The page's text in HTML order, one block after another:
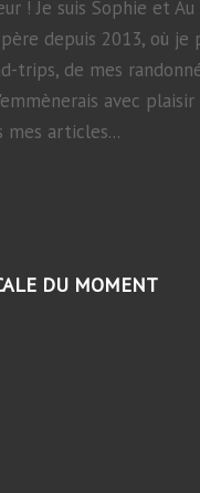
! Je suis Sophie et
depuis 2013, où je
trips, de mes
avec plaisir
mes articles...
DU MOMENT